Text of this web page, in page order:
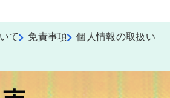
て 免責事項
個人情報の取扱い